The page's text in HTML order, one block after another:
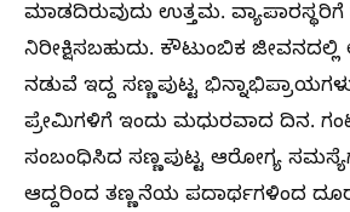
ಮಾಡದಿರುವುದು ಉತ್ತಮ.
ನಿರೀಕ್ಷಿಸಬಹುದು. ಕೌಟುಂಬಿಕ ಜೀವನದಲ್ಲಿ
ನಡುವೆ ಇದ್ದ ಸಣ್ಣಪುಟ್ಟ
ಪ್ರೇಮಿಗಳಿಗೆ ಇಂದು ಮಧುರವಾದ ದಿನ.
ಸಂಬಂಧಿಸಿದ ಸಣ್ಣಪುಟ್ಟ ಆರೋಗ್ಯ
ಆದ್ದರಿಂದ ತಣ್ಣನೆಯ ಪದಾರ್ಥಗಳಿಂದ